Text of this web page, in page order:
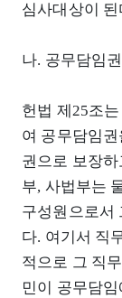
심사대상이
나. 공무담임
헌법 제25조
여 공무담임
권으로 보장
부, 사법부는
구성원으로서
다. 여기서 직
적으로 그 직
민이 공무담